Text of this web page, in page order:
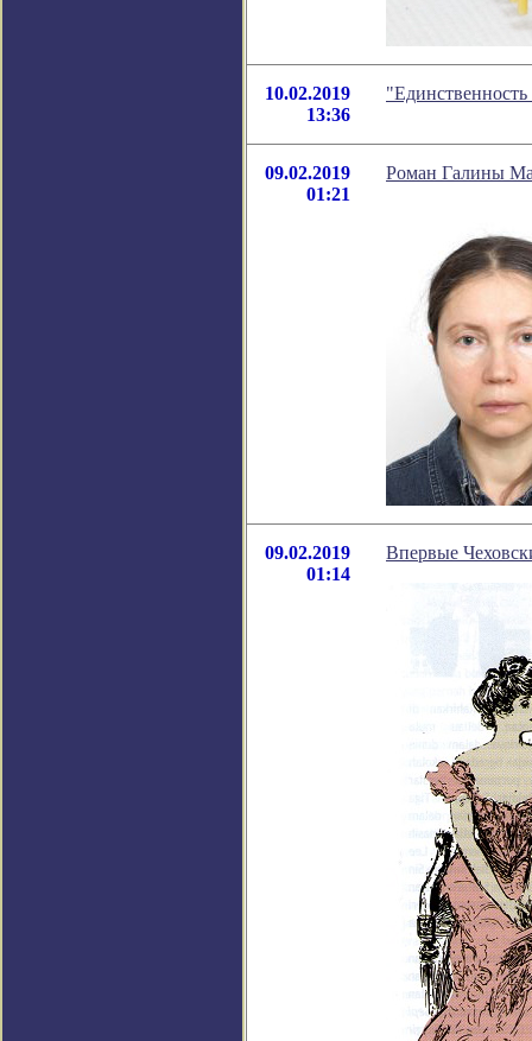
10.02.2019
13:36
09.02.2019
01:21
Роман Галины
09.02.2019
01:14
Впервые